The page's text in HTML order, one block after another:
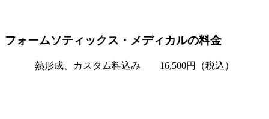
フォームソティックス・メディカルの料金
熱形成、カスタム料込み 16,500円（税込）